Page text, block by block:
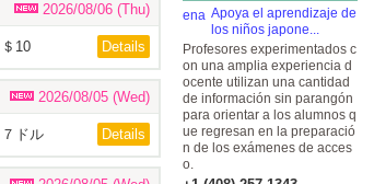
2026/08/06 (Thu)
＄10 Details
2026/08/05 (Wed)
７ドル Details
Apoya el aprendizaje de
los niños japone...
Profesores experimentados c
on una amplia experiencia d
ocente utilizan una cantidad
de información sin parangón
para orientar a los alumnos q
ue regresan en la preparació
n de los exámenes de acces
o.